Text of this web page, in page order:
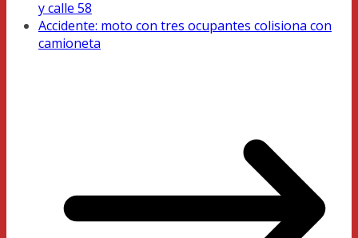
y calle 58
Accidente: moto con tres ocupantes colisiona con
camioneta